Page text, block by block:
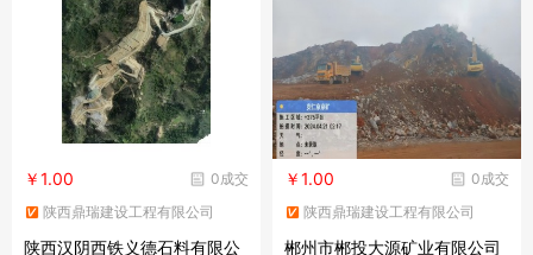
0成交
￥1.00
陕西鼎瑞建设工程有限公司
陕西汉阴西铁义德石料有限公
0成交
￥1.00
陕西鼎瑞建设工程有限公司
郴州市郴投大源矿业有限公司